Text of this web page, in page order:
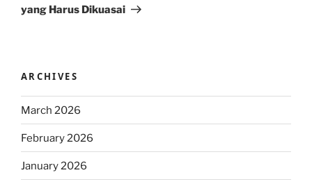
yang Harus Dikuasai
ARCHIVES
March 2026
February 2026
January 2026